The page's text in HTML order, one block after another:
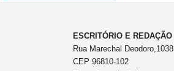
ESCRITÓRIO E REDAÇÃO
Rua Marechal Deodoro,1038
CEP 96810-102